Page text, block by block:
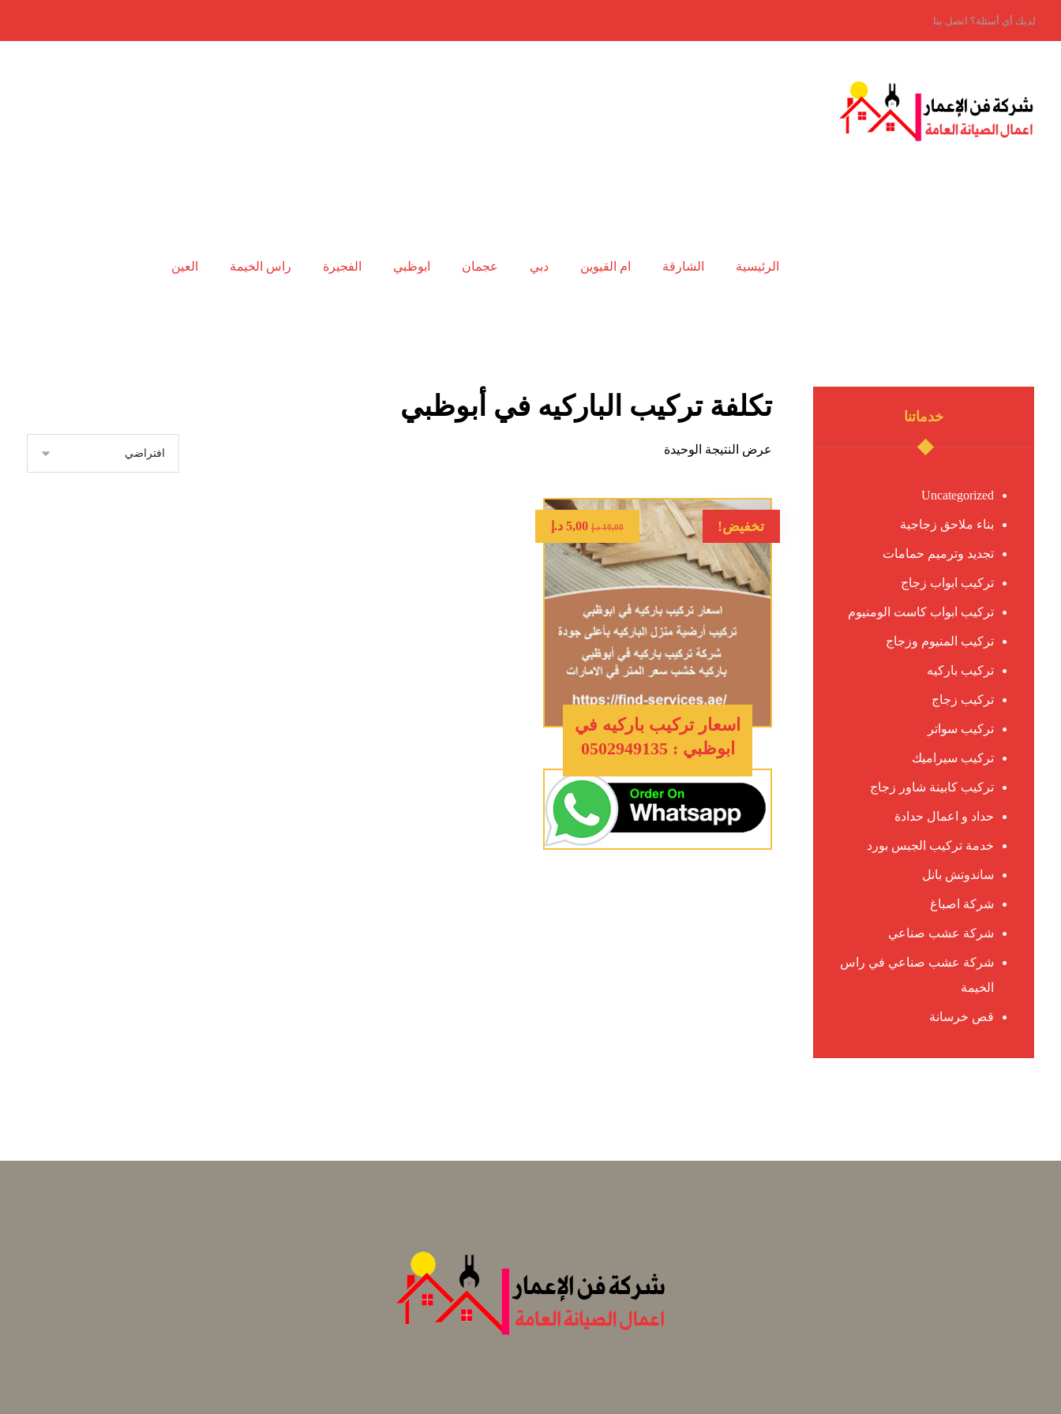
لديك أي أسئلة؟ اتصل بنا
الرئيسية الشارقة ام القيوين دبي عجمان ابوظبي الفجيرة راس الخيمة العين
تكلفة تركيب الباركيه في أبوظبي
عرض النتيجة الوحيدة
تخفيض!
اسعار تركيب باركيه في
ابوظبي : 0502949135
10,00 د.إ 5,00 د.إ
خدماتنا
Uncategorized
بناء ملاحق زجاجية
تجديد وترميم حمامات
تركيب ابواب زجاج
تركيب ابواب كاست الومنيوم
تركيب المنيوم وزجاج
تركيب باركيه
تركيب زجاج
تركيب سواتر
تركيب سيراميك
تركيب كابينة شاور زجاج
حداد و اعمال حدادة
خدمة تركيب الجبس بورد
ساندوتش بانل
شركة اصباغ
شركة عشب صناعي
شركة عشب صناعي في راس
الخيمة
قص خرسانة